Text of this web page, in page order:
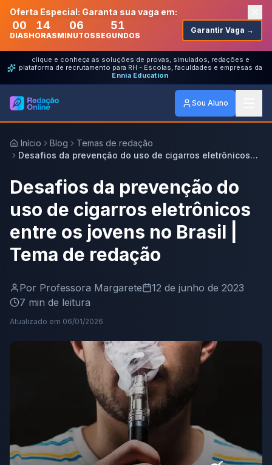
Oferta Especial: Garanta sua vaga em:
00
DIAS
14
HORAS
06
MINUTOS
51
SEGUNDOS
Garantir Vaga →
clique e conheça as soluções de provas, simulados, redações e
plataforma de recrutamento para RH - Escolas, faculdades e empresas da
Ennia Education
Sou Aluno
Início Blog
Temas de redação
Desafios da prevenção do uso de cigarros eletrônicos
Desafios da prevenção do
uso de cigarros eletrônicos
entre os jovens no Brasil |
Tema de redação
Por Professora Margarete
12 de junho de 2023
7 min de leitura
Atualizado em 06/01/2026